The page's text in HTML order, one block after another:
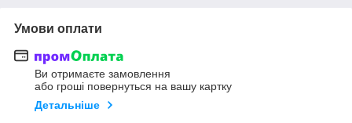
Умови оплати
Ви отримаєте замовлення
або гроші повернуться на вашу картку
Детальніше